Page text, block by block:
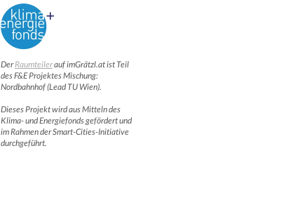
DerRaumteilerauf imGrätzl.at ist Teil
des F&E Projektes Mischung:
Nordbahnhof (Lead TU Wien).
Dieses Projekt wird aus Mitteln des
Klima- und Energiefonds gefördert und
im Rahmen der Smart-Cities-Initiative
durchgeführt.